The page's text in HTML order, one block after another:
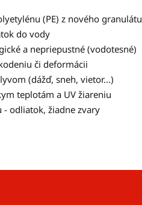
(PE) z nového granulátu
do vody
a nepriepustné (vodotesné)
či deformácii
(dážď, sneh, vietor...)
teplotám a UV žiareniu
odliatok, žiadne zvary